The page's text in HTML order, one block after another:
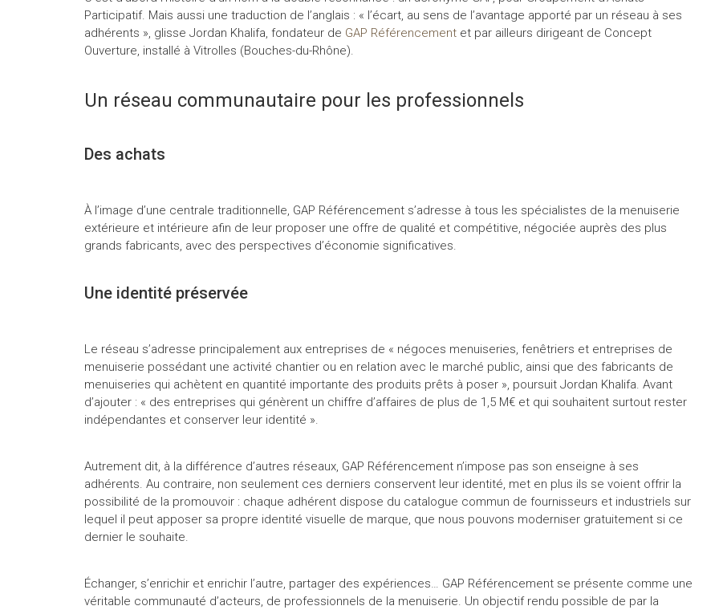
Participatif. Mais aussi une traduction de l’anglais : « l’écart, au sens de l’avantage apporté par un réseau à ses
adhérents », glisse Jordan Khalifa, fondateur de GAP Référencementet par ailleurs dirigeant de Concept
Ouverture, installé à Vitrolles (Bouches-du-Rhône).
Un réseau communautaire pour les professionnels
Des achats
À l’image d’une centrale traditionnelle, GAP Référencement s’adresse à tous les spécialistes de la menuiserie
extérieure et intérieure afin de leur proposer une offre de qualité et compétitive, négociée auprès des plus
grands fabricants, avec des perspectives d’économie significatives.
Une identité préservée
Le réseau s’adresse principalement aux entreprises de « négoces menuiseries, fenêtriers et entreprises de
menuiserie possédant une activité chantier ou en relation avec le marché public, ainsi que des fabricants de
menuiseries qui achètent en quantité importante des produits prêts à poser », poursuit Jordan Khalifa. Avant
d’ajouter : « des entreprises qui génèrent un chiffre d’affaires de plus de 1,5 M€ et qui souhaitent surtout rester
indépendantes et conserver leur identité ».
Autrement dit, à la différence d’autres réseaux, GAP Référencement n’impose pas son enseigne à ses
adhérents. Au contraire, non seulement ces derniers conservent leur identité, met en plus ils se voient offrir la
possibilité de la promouvoir : chaque adhérent dispose du catalogue commun de fournisseurs et industriels sur
lequel il peut apposer sa propre identité visuelle de marque, que nous pouvons moderniser gratuitement si ce
dernier le souhaite.
Échanger, s’enrichir et enrichir l’autre, partager des expériences… GAP Référencement se présente comme une
véritable communauté d’acteurs, de professionnels de la menuiserie. Un objectif rendu possible de par la